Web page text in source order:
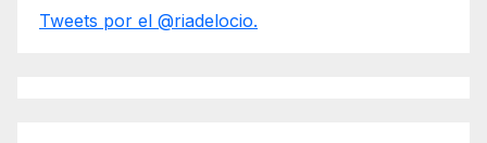
Tweets por el @riadelocio.